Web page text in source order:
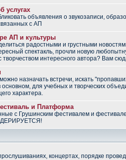
услугах
объявления о звукозаписи,
с АП
АП и культуры
радостными и грустными
спектакль, прочли новую
творчеством интересного автора? Вам
назначать встречи, искать
основном, для учебных и творческих
характера.
и Платформа
с Грушинским фестивалем и
концертах, порядке